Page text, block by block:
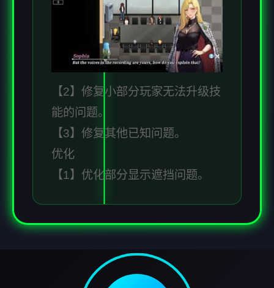
【2】修复小部分玩家无法升级技
能的问题。
【3】修复其他已知问题。
优化
【1】优化部分显示遮挡问题。